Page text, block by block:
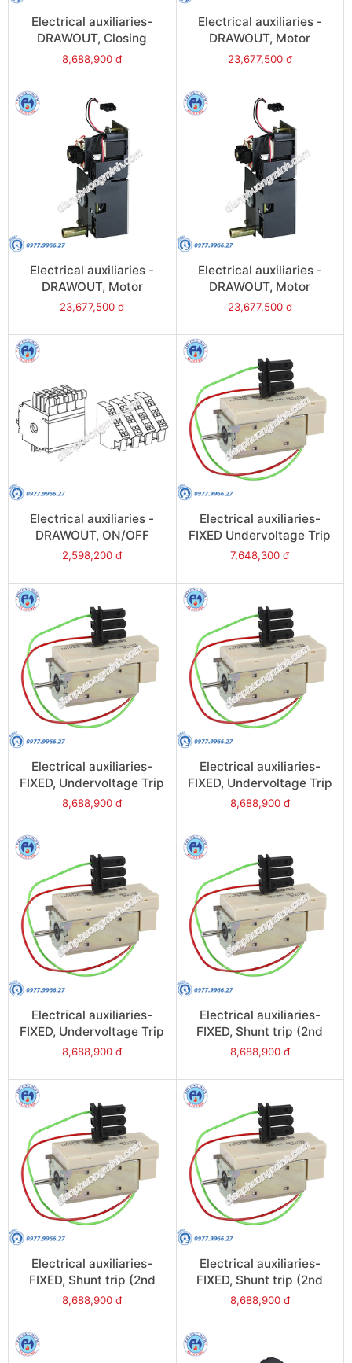
Electrical auxiliaries-
DRAWOUT, Closing
release (XF), 220VAC/DC
8,688,900 đ
Electrical auxiliaries -
DRAWOUT, Motor
mechanism (MCH),
23,677,500 đ
Electrical auxiliaries -
DRAWOUT, Motor
mechanism (MCH),
48529
23,677,500 đ
Electrical auxiliaries -
DRAWOUT, Motor
mechanism (MCH),
23,677,500 đ
Electrical auxiliaries -
DRAWOUT, ON/OFF
indication contact(OF) -
2,598,200 đ
Electrical auxiliaries-
FIXED Undervoltage Trip
(MN) Time delay,
NW08/NW63 - Model
7,648,300 đ
Electrical auxiliaries-
FIXED, Undervoltage Trip
(MN), 24VAC/DC for
47380
8,688,900 đ
Electrical auxiliaries-
FIXED, Undervoltage Trip
(MN), 380/480VAC/DC
47385
8,688,900 đ
Electrical auxiliaries-
FIXED, Undervoltage Trip
(MN), 220/250VAC/DC
47383
8,688,900 đ
Electrical auxiliaries-
FIXED, Shunt trip (2nd
MX), 24VAC/DC for
47370
8,688,900 đ
Electrical auxiliaries-
FIXED, Shunt trip (2nd
MX), 380/480VAC/DC for
47375
8,688,900 đ
Electrical auxiliaries-
FIXED, Shunt trip (2nd
MX), 220VAC/DC for
47373
8,688,900 đ